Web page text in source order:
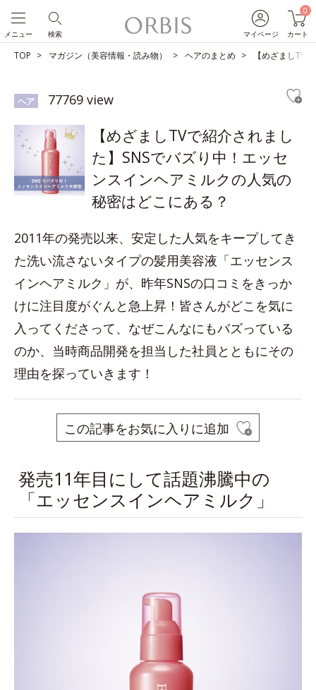
マイページ
0
カート
検索
メニュー
TOP マガジン（美容情報・読み物） ヘアのまとめ 【めざましTV
ヘア 77769 view
【めざましTVで紹介されまし
た】SNSでバズり中！エッセ
ンスインヘアミルクの人気の
秘密はどこにある？
2011年の発売以来、安定した人気をキープしてき
た洗い流さないタイプの髪用美容液「エッセンス
インヘアミルク」が、昨年SNSの口コミをきっか
けに注目度がぐんと急上昇！皆さんがどこを気に
入ってくださって、なぜこんなにもバズっている
のか、当時商品開発を担当した社員とともにその
理由を探っていきます！
この記事をお気に入りに追加
発売11年目にして話題沸騰中の
「エッセンスインヘアミルク」